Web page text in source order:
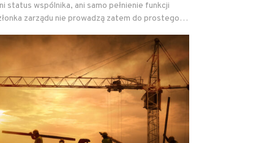
status wspólnika, ani samo pełnienie funkcji
zarządu nie prowadzą zatem do prostego…